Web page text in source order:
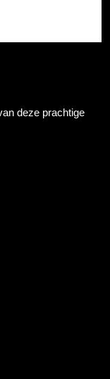
deze prachtige